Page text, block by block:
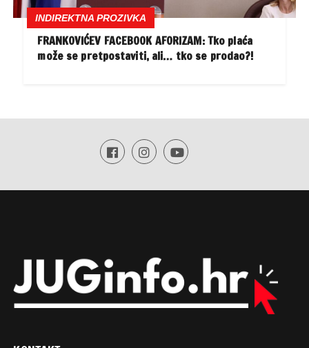
INDIREKTNA PROZIVKA
FRANKOVIĆEV FACEBOOK AFORIZAM: Tko plaća
može se pretpostaviti, ali… tko se prodao?!